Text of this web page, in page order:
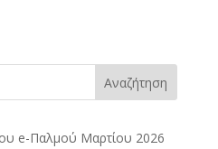
Αναζήτηση
e-Παλμού Μαρτίου 2026